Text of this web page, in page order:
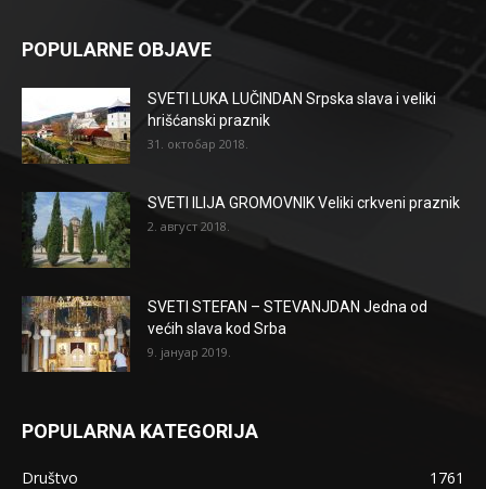
POPULARNE OBJAVE
SVETI LUKA LUČINDAN Srpska slava i veliki
hrišćanski praznik
31. октобар 2018.
SVETI ILIJA GROMOVNIK Veliki crkveni praznik
2. август 2018.
SVETI STEFAN – STEVANJDAN Jedna od
većih slava kod Srba
9. јануар 2019.
POPULARNA KATEGORIJA
Društvo
1761